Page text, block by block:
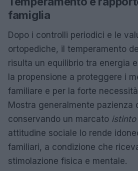
famiglia
Dopo i controlli periodici e le
ortopediche, il temperamento
risulta un equilibrio tra energia
la propensione a proteggere i
familiare e per la forte
Mostra generalmente pazienza
conservando un marcato
attitudine sociale lo rende
familiari, a condizione che
stimolazione fisica e mentale.